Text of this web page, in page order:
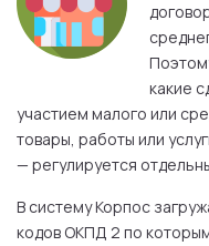
какие
участием малого или
товары, работы или
— регулируется
В систему Корпос
кодов ОКПД 2 по